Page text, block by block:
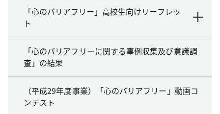
「心のバリアフリー」高校生向けリーフレッ
ト
「心のバリアフリーに関する事例収集及び意識調
査」の結果
（平成29年度事業）「心のバリアフリー」動画コ
ンテスト